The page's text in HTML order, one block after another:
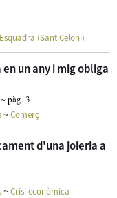
(Sant Celoni)
un any i mig obliga
pàg. 3
~Comerç
d'una joieria a
~Crisi econòmica